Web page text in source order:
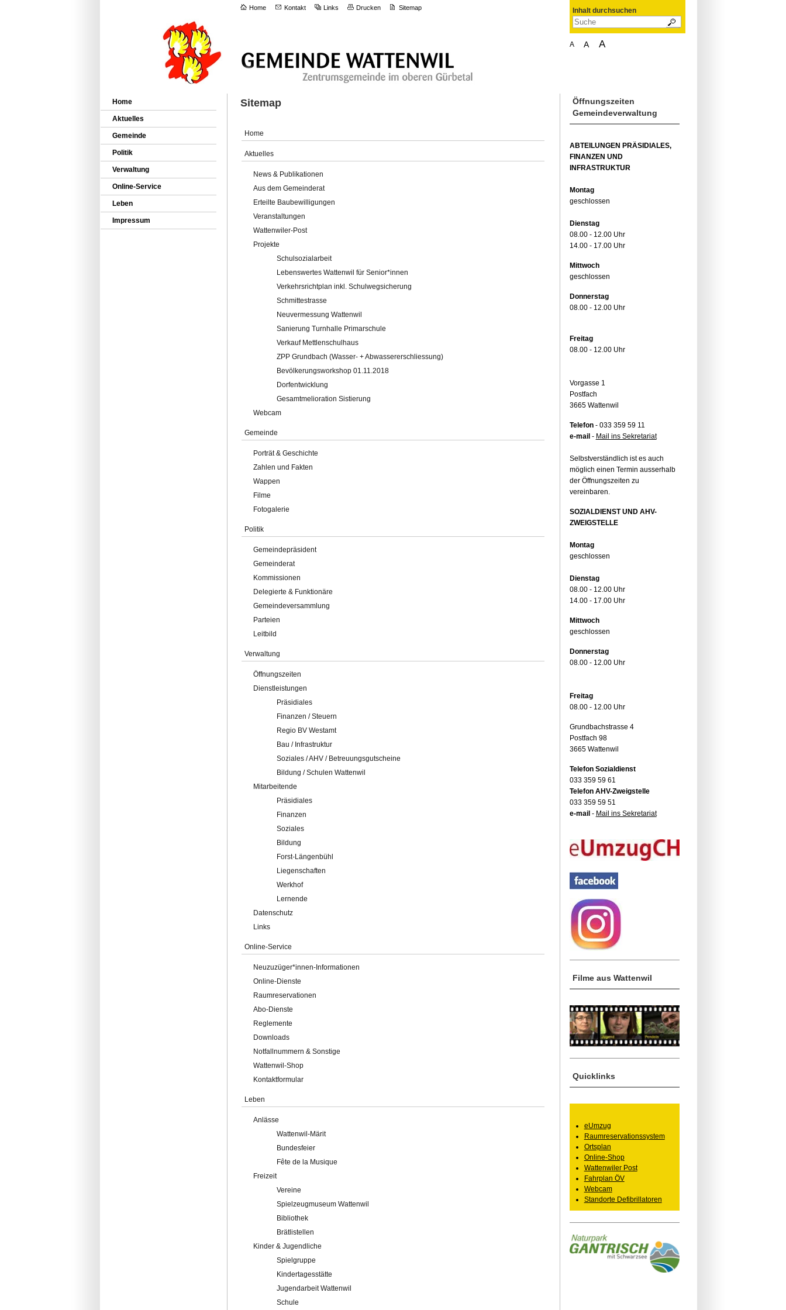
Home Kontakt Links Drucken Sitemap Inhalt durchsuchen
A A A
Home
Aktuelles
Gemeinde
Politik
Verwaltung
Online-Service
Leben
Impressum
Sitemap
Home
Aktuelles
News & Publikationen
Aus dem Gemeinderat
Erteilte Baubewilligungen
Veranstaltungen
Wattenwiler-Post
Projekte
Schulsozialarbeit
Lebenswertes Wattenwil für Senior*innen
Verkehrsrichtplan inkl. Schulwegsicherung
Schmittestrasse
Neuvermessung Wattenwil
Sanierung Turnhalle Primarschule
Verkauf Mettlenschulhaus
ZPP Grundbach (Wasser- + Abwassererschliessung)
Bevölkerungsworkshop 01.11.2018
Dorfentwicklung
Gesamtmelioration Sistierung
Webcam
Gemeinde
Porträt & Geschichte
Zahlen und Fakten
Wappen
Filme
Fotogalerie
Politik
Gemeindepräsident
Gemeinderat
Kommissionen
Delegierte & Funktionäre
Gemeindeversammlung
Parteien
Leitbild
Verwaltung
Öffnungszeiten
Dienstleistungen
Präsidiales
Finanzen / Steuern
Regio BV Westamt
Bau / Infrastruktur
Soziales / AHV / Betreuungsgutscheine
Bildung / Schulen Wattenwil
Mitarbeitende
Präsidiales
Finanzen
Soziales
Bildung
Forst-Längenbühl
Liegenschaften
Werkhof
Lernende
Datenschutz
Links
Online-Service
Neuzuzüger*innen-Informationen
Online-Dienste
Raumreservationen
Abo-Dienste
Reglemente
Downloads
Notfallnummern & Sonstige
Wattenwil-Shop
Kontaktformular
Leben
Anlässe
Wattenwil-Märit
Bundesfeier
Fête de la Musique
Freizeit
Vereine
Spielzeugmuseum Wattenwil
Bibliothek
Brätlistellen
Kinder & Jugendliche
Spielgruppe
Kindertagesstätte
Jugendarbeit Wattenwil
Schule
Öffnungszeiten
Gemeindeverwaltung
ABTEILUNGEN PRÄSIDIALES,
FINANZEN UND
INFRASTRUKTUR
Montag
geschlossen
Dienstag
08.00 - 12.00 Uhr
14.00 - 17.00 Uhr
Mittwoch
geschlossen
Donnerstag
08.00 - 12.00 Uhr
Freitag
08.00 - 12.00 Uhr
Vorgasse 1
Postfach
3665 Wattenwil
Telefon- 033 359 59 11
e-mail - Mail ins Sekretariat
Selbstverständlich ist es auch
möglich einen Termin ausserhalb
der Öffnungszeiten zu
vereinbaren.
SOZIALDIENST UND AHV-
ZWEIGSTELLE
Montag
geschlossen
Dienstag
08.00 - 12.00 Uhr
14.00 - 17.00 Uhr
Mittwoch
geschlossen
Donnerstag
08.00 - 12.00 Uhr
Freitag
08.00 - 12.00 Uhr
Grundbachstrasse 4
Postfach 98
3665 Wattenwil
Telefon Sozialdienst
033 359 59 61
Telefon AHV-Zweigstelle
033 359 59 51
e-mail - Mail ins Sekretariat
Filme aus Wattenwil
Quicklinks
eUmzug
Raumreservationssystem
Ortsplan
Online-Shop
Wattenwiler Post
Fahrplan ÖV
Webcam
Standorte Defibrillatoren